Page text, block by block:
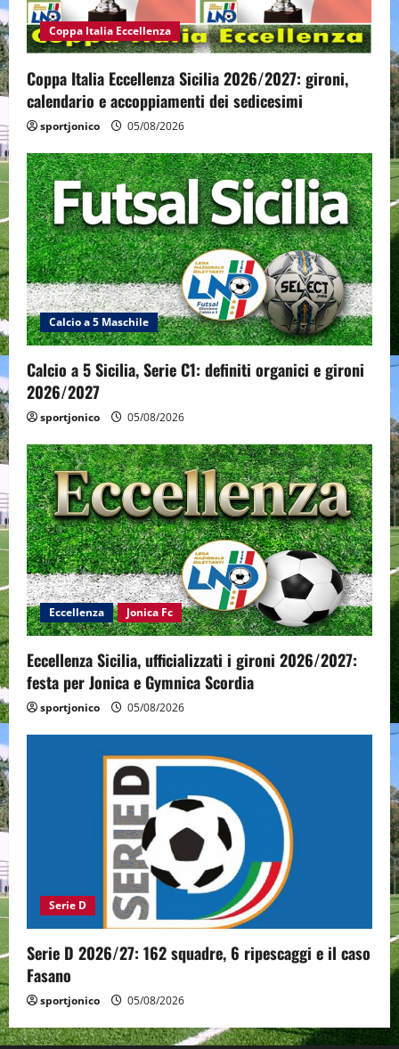
Coppa Italia Eccellenza
Coppa Italia Eccellenza Sicilia 2026/2027: gironi,
calendario e accoppiamenti dei sedicesimi
sportjonico 05/08/2026
Calcio a 5 Maschile
Calcio a 5 Sicilia, Serie C1: definiti organici e gironi
2026/2027
sportjonico 05/08/2026
Eccellenza Jonica Fc
Eccellenza Sicilia, ufficializzati i gironi 2026/2027:
festa per Jonica e Gymnica Scordia
sportjonico 05/08/2026
Serie D
Serie D 2026/27: 162 squadre, 6 ripescaggi e il caso
Fasano
sportjonico 05/08/2026